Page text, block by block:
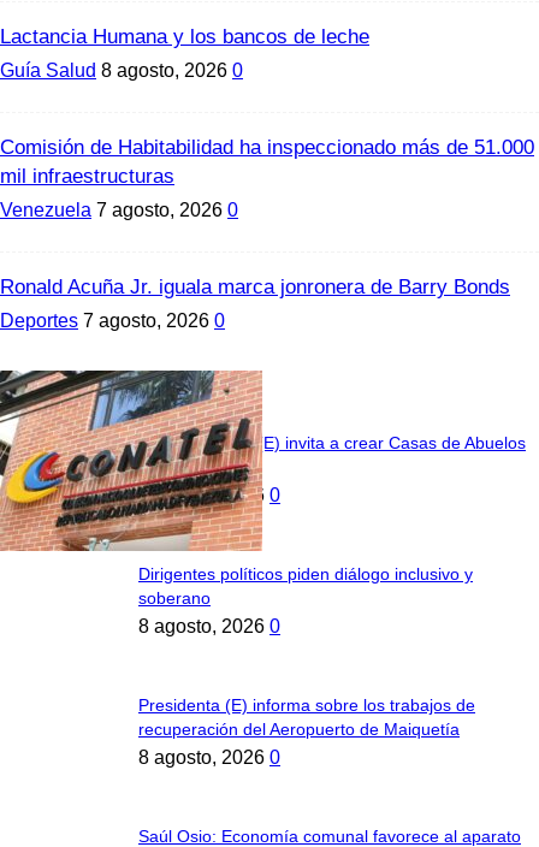
Lactancia Humana y los bancos de leche
Guía Salud 8 agosto, 2026 0
Comisión de Habitabilidad ha inspeccionado más de 51.000
mil infraestructuras
Venezuela 7 agosto, 2026 0
Ronald Acuña Jr. iguala marca jonronera de Barry Bonds
Deportes 7 agosto, 2026 0
Venezuela
Jefa de Estado (E) invita a crear Casas de Abuelos
en todo el país
8 agosto, 2026 0
Dirigentes políticos piden diálogo inclusivo y
soberano
8 agosto, 2026 0
Presidenta (E) informa sobre los trabajos de
recuperación del Aeropuerto de Maiquetía
8 agosto, 2026 0
Saúl Osio: Economía comunal favorece al aparato